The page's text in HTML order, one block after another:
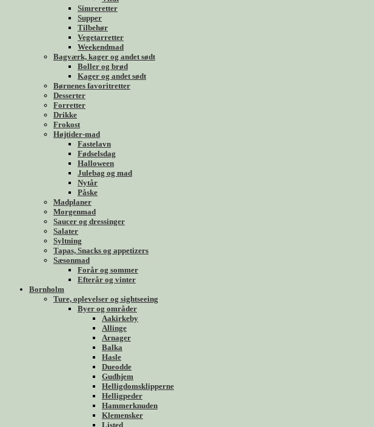
Simreretter
Supper
Tilbehør
Vegetarretter
Weekendmad
Bagværk, kager og andet sødt
Boller og brød
Kager og andet sødt
Børnenes favoritretter
Desserter
Forretter
Drikke
Frokost
Højtider-mad
Fastelavn
Fødselsdag
Halloween
Julebag og mad
Nytår
Påske
Madplaner
Morgenmad
Saucer og dressinger
Salater
Syltning
Tapas, Snacks og appetizers
Sæsonmad
Forår og sommer
Efterår og vinter
Bornholm
Ture, oplevelser og sightseeing
Byer og områder
Aakirkeby
Allinge
Arnager
Balka
Hasle
Dueodde
Gudhjem
Helligdomsklipperne
Helligpeder
Hammerknuden
Klemensker
Listed